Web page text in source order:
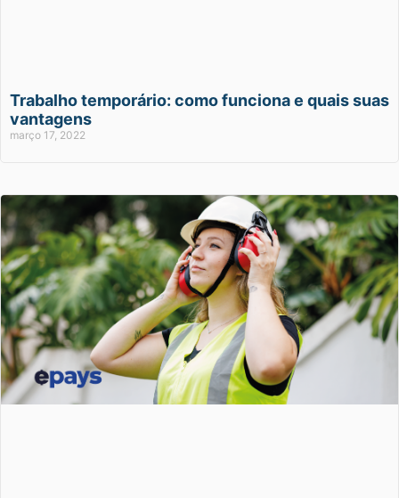
Trabalho temporário: como funciona e quais suas
vantagens
março 17, 2022